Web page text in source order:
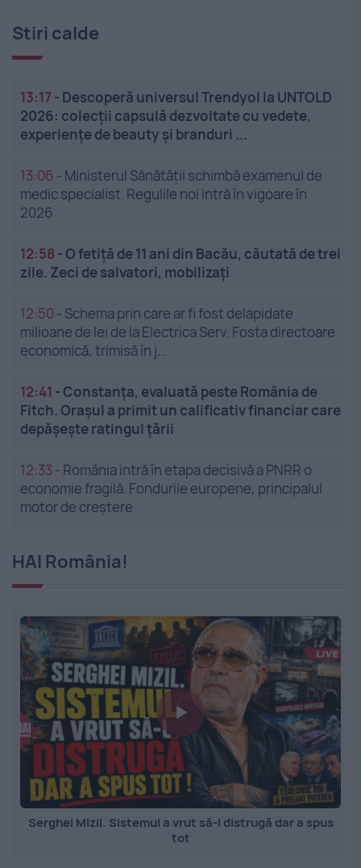
Stiri calde
13:17 - Descoperă universul Trendyol la UNTOLD
2026: colecții capsulă dezvoltate cu vedete,
experiențe de beauty și branduri ...
13:06 - Ministerul Sănătății schimbă examenul de
medic specialist. Regulile noi intră în vigoare în
2026
12:58 -O fetiță de 11 ani din Bacău, căutată de trei
zile. Zeci de salvatori, mobilizați
12:50 - Schema prin care ar fi fost delapidate
milioane de lei de la Electrica Serv. Fosta directoare
economică, trimisă în j...
12:41 -Constanța, evaluată peste România de
Fitch. Orașul a primit un calificativ financiar care
depășește ratingul țării
12:33 - România intră în etapa decisivă a PNRR o
economie fragilă. Fondurile europene, principalul
motor de creștere
HAI România!
Serghei Mizil. Sistemul a vrut să-l distrugă dar a spus
tot